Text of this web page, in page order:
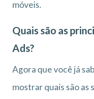
móveis.
Quais são as
Ads?
Agora que você já
mostrar quais são as